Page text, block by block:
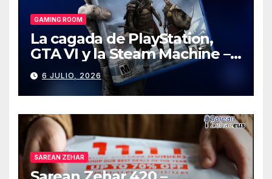
GAMING ROOM
La cagada de PlayStation,
GTA VI y la Steam Machine –
Gaming Room #130
6 JULIO, 2026
SAREAN ZEHAR